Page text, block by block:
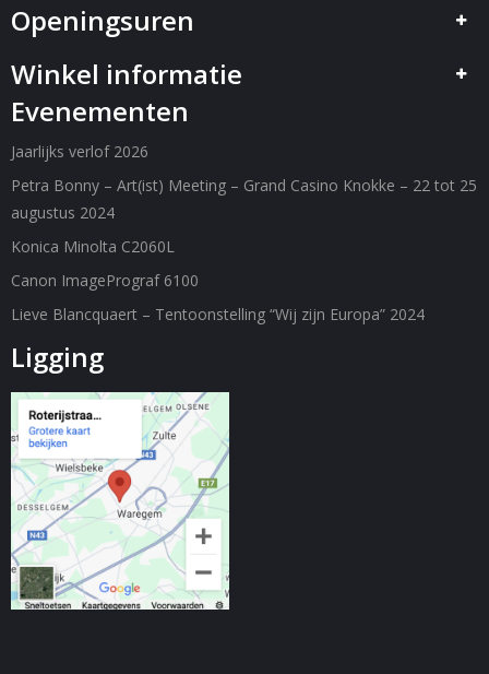
Openingsuren
Winkel informatie
Evenementen
Jaarlijks verlof 2026
Petra Bonny – Art(ist) Meeting – Grand Casino Knokke – 22 tot 25
augustus 2024
Konica Minolta C2060L
Canon ImagePrograf 6100
Lieve Blancquaert – Tentoonstelling “Wij zijn Europa” 2024
Ligging